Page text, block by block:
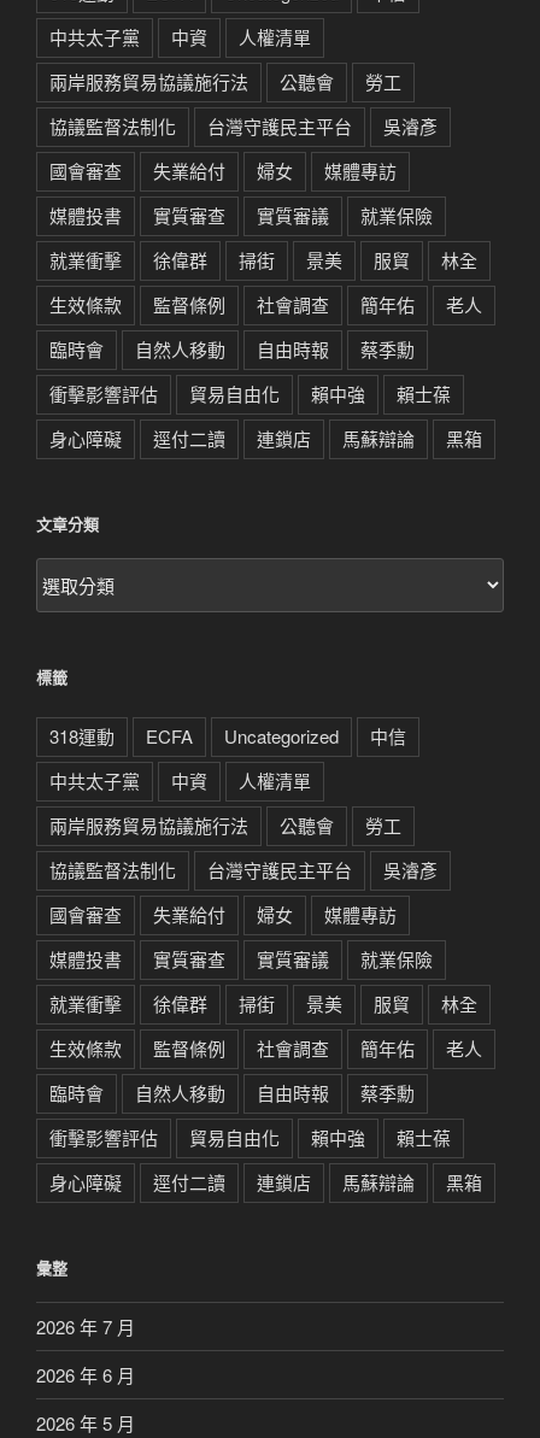
中共太子黨
中資
人權清單
兩岸服務貿易協議施行法
公聽會
勞工
協議監督法制化
台灣守護民主平台
吳濬彥
國會審查
失業給付 婦女
媒體專訪
媒體投書
實質審查 實質審議
就業保險
就業衝擊
徐偉群 掃街 景美 服貿
林全
生效條款
監督條例 社會調查 簡年佑
老人
臨時會
自然人移動 自由時報
蔡季勳
衝擊影響評估
貿易自由化 賴中強
賴士葆
身心障礙
逕付二讀 連鎖店 馬蘇辯論 黑箱
文章分類
文
章
標籤
318運動 ECFA Uncategorized
中信
中共太子黨
中資
人權清單
兩岸服務貿易協議施行法
公聽會
勞工
協議監督法制化
台灣守護民主平台
吳濬彥
國會審查
失業給付 婦女
媒體專訪
媒體投書
實質審查 實質審議
就業保險
就業衝擊
徐偉群 掃街 景美 服貿
林全
生效條款
監督條例 社會調查 簡年佑
老人
臨時會
自然人移動 自由時報
蔡季勳
衝擊影響評估
貿易自由化 賴中強
賴士葆
身心障礙
逕付二讀 連鎖店 馬蘇辯論 黑箱
彙整
2026 年 7 月
2026 年 6 月
2026 年 5 月